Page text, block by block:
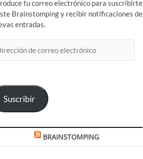
tu correo electrónico para suscribirte
Brainstomping y recibir notificaciones de
entradas.
Suscribir
BRAINSTOMPING